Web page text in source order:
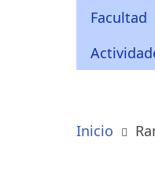
Facultad
Inicio